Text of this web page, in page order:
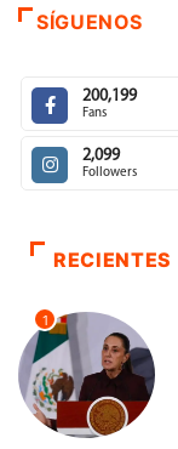
SÍGUENOS
200,199
Fans
2,099
Followers
RECIENTES
1